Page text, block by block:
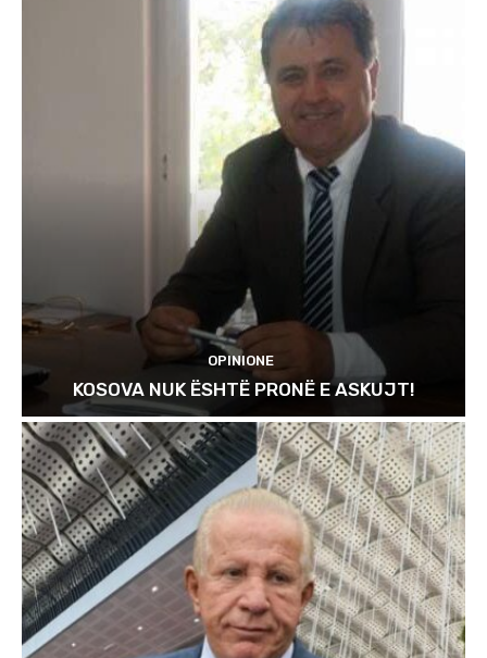
OPINIONE
KOSOVA NUK ËSHTË PRONË E ASKUJT!